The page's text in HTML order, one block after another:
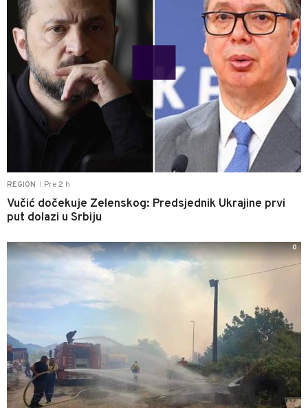
REGION Pre 2 h
Vučić dočekuje Zelenskog: Predsjednik Ukrajine prvi
put dolazi u Srbiju
0